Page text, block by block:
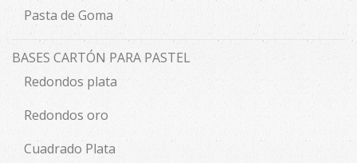
Pasta de Goma
BASES CARTÓN PARA PASTEL
Redondos plata
Redondos oro
Cuadrado Plata